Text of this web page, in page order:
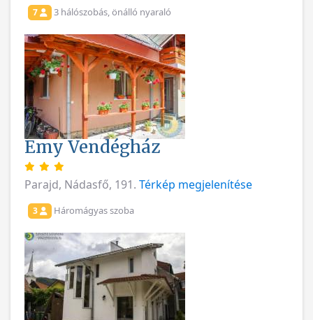
7 3 hálószobás, önálló nyaraló
Emy Vendégház
Parajd, Nádasfő, 191. Térkép megjelenítése
3 Háromágyas szoba